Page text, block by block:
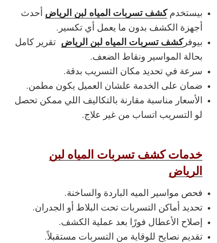
بيستخدمكشف تسربات المياه لبن الرياض أحدث
أجهزة الكشف بدون ما يعمل أي تكسير.
بيوفركشف تسربات المياه لبن الرياض تقرير كامل
بحالة المواسير ونقاط الضعف.
سرعة في تحديد مكان التسريب بدقة.
ضمان على الخدمة علشان العميل يكون مطمن.
الأسعار مناسبة مقارنة بالتكاليف اللي ممكن تحصل
لو التسريب اتساب من غير علاج.
خدمات كشف تسربات المياه لبن
الرياض
فحص مواسير الميه الباردة والساخنة.
تحديد أماكن التسربات تحت البلاط أو الجدران.
إصلاح الأعطال فورًا بعد عملية الكشف.
تقديم نصايح للوقاية من التسربات مستقبلاً.